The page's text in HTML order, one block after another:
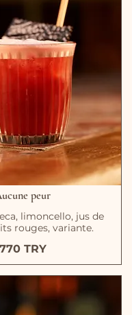
peur
limoncello, jus de
rouges, variante.
770 TRY